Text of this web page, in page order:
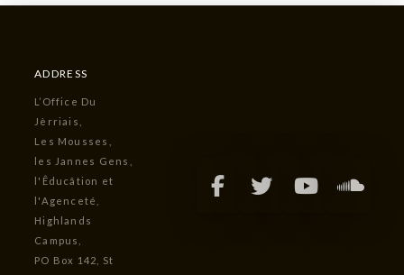
ADDRESS
L’Office Du
Jèrriais,
Les Mousses,
les Jannes Gens,
l'Êducâtion et
l'Agenceté,
Highlands
Campus,
PO Box 142, St